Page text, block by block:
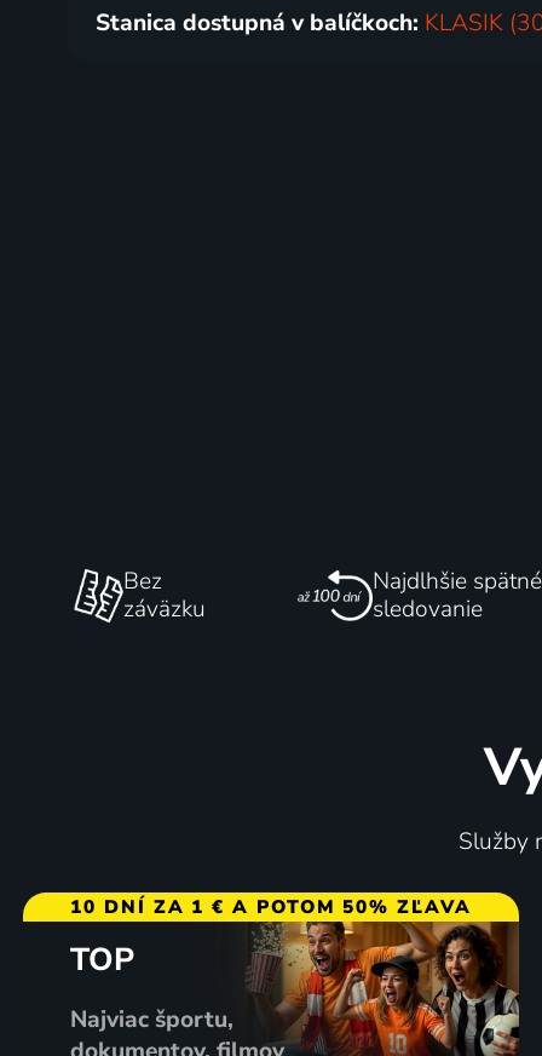
Stanica dostupná v balíčkoch: KLASIK
Bez
záväzku
Najdlhšie spätné
sledovanie
Služby
10 DNÍ ZA 1 € A POTOM 50% ZĽAVA
TOP
Najviac športu,